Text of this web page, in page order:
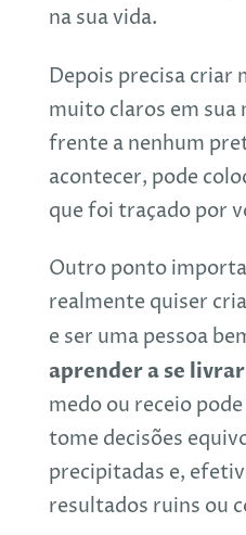
na sua vida.
Depois precisa criar
muito claros em sua
frente a nenhum
acontecer, pode
que foi traçado por
Outro ponto
realmente quiser
e ser uma pessoa
aprender a se
medo ou receio
tome decisões
precipitadas e,
resultados ruins ou